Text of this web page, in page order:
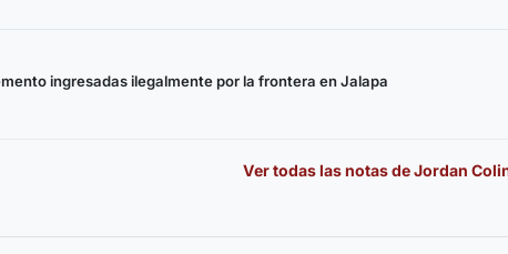
ingresadas ilegalmente por la frontera en Jalapa
Ver todas las notas deJordan